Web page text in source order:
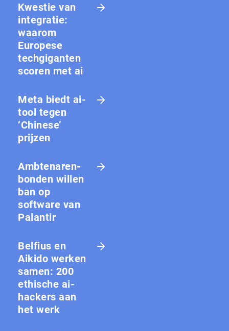
Kwestie van
integratie:
waarom
Europese
techgiganten
scoren met ai
Meta biedt ai-
tool tegen
‘Chinese’
prijzen
Amb­te­na­ren­
bon­den willen
ban op
software van
Palantir
Belfius en
Aikido werken
samen: 200
ethische ai-
hackers aan
het werk